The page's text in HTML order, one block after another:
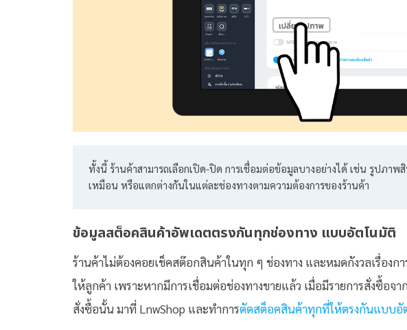
ทั้งนี้ ร้านค้าสามารถเลือกเปิด-ปิด การเชื่อมต่อข้อมูลบางอย่างได้ เช่น รูปภาพ
เหมือน หรือแตกต่างกันในแต่ละช่องทางตามความต้องการของร้านค้า
ข้อมูลสต็อคสินค้าอัพเดตตรงกันทุกช่องทาง แบบอัตโนมัติ
ร้านค้าไม่ต้องคอยเช็คสต๊อกสินค้าในทุก ๆ ช่องทาง และหมดกังวลเรื่อง
ให้ลูกค้า เพราะหากมีการเชื่อมต่อช่องทางขายแล้ว เมื่อมีรายการสั่งซื้อจ
สั่งซื้อนั้น มาที่ LnwShop และทำการตัดสต็อคสินค้าทุกที่ให้ตรงกันแบบอั